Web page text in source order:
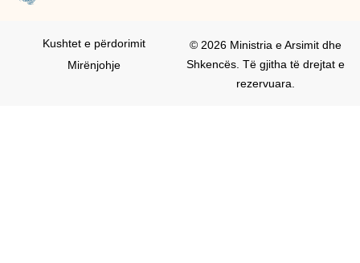
© 2026 Ministria e Arsimit dhe
Shkencës. Të gjitha të drejtat e
rezervuara.
Kushtet e përdorimit
Mirënjohje